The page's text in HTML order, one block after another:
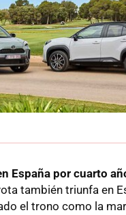
España por cuarto
también triunfa en
el trono como la